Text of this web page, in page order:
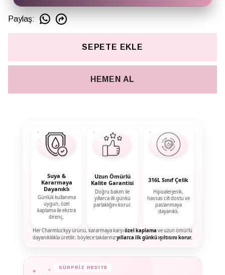
Paylaş:
SEPETE EKLE
HEMEN AL
Suya &
Kararmaya
Dayanıklı
Günlük kullanıma
uygun, özel
kaplama ile ekstra
direnç.
Uzun Ömürlü
Kalite Garantisi
Doğru bakım ile
yıllarca ilk günkü
parlaklığını korur.
316L Sınıf Çelik
Hipoalerjenik,
hassas cilt dostu ve
paslanmaya
dayanıklı.
Her Charmluckyy ürünü, kararmaya karşıözel kaplama ve uzun ömürlü
dayanıklılıkla üretilir; böylece takılarınızyıllarca ilk günkü ışıltısını korur.
✦ SÜRPRİZ HEDİYE